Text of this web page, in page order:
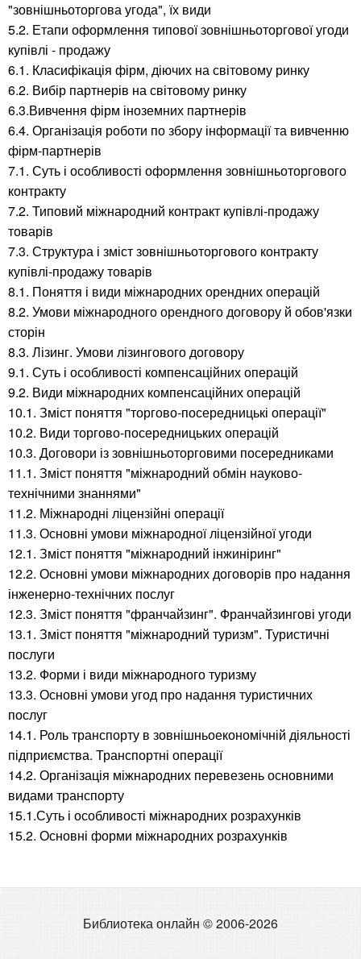
"зовнішньоторгова угода", їх види
5.2. Етапи оформлення типової зовнішньоторгової угоди
купівлі - продажу
6.1. Класифікація фірм, діючих на світовому ринку
6.2. Вибір партнерів на світовому ринку
6.3.Вивчення фірм іноземних партнерів
6.4. Організація роботи по збору інформації та вивченню
фірм-партнерів
7.1. Суть і особливості оформлення зовнішньоторгового
контракту
7.2. Типовий міжнародний контракт купівлі-продажу
товарів
7.3. Структура і зміст зовнішньоторгового контракту
купівлі-продажу товарів
8.1. Поняття і види міжнародних орендних операцій
8.2. Умови міжнародного орендного договору й обов'язки
сторін
8.3. Лізинг. Умови лізингового договору
9.1. Суть і особливості компенсаційних операцій
9.2. Види міжнародних компенсаційних операцій
10.1. Зміст поняття "торгово-посередницькі операції"
10.2. Види торгово-посередницьких операцій
10.3. Договори із зовнішньоторговими посередниками
11.1. Зміст поняття "міжнародний обмін науково-
технічними знаннями"
11.2. Міжнародні ліцензійні операції
11.3. Основні умови міжнародної ліцензійної угоди
12.1. Зміст поняття "міжнародний інжиніринг"
12.2. Основні умови міжнародних договорів про надання
інженерно-технічних послуг
12.3. Зміст поняття "франчайзинг". Франчайзингові угоди
13.1. Зміст поняття "міжнародний туризм". Туристичні
послуги
13.2. Форми і види міжнародного туризму
13.3. Основні умови угод про надання туристичних
послуг
14.1. Роль транспорту в зовнішньоекономічній діяльності
підприємства. Транспортні операції
14.2. Організація міжнародних перевезень основними
видами транспорту
15.1.Суть і особливості міжнародних розрахунків
15.2. Основні форми міжнародних розрахунків
Библиотека онлайн © 2006-2026